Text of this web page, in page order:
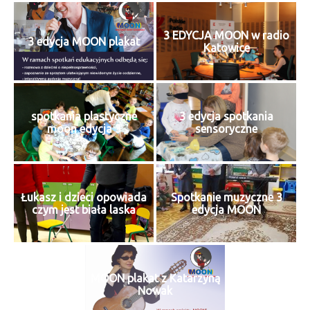
3 edycja MOON plakat
3 EDYCJA MOON w radio
Katowice
spotkania plastyczne
moon edycja 3
3 edycja spotkania
sensoryczne
Łukasz i dzieci opowiada
czym jest biała laska
Spotkanie muzyczne 3
edycja MOON
MOON plakat z Katarzyną
Nowak